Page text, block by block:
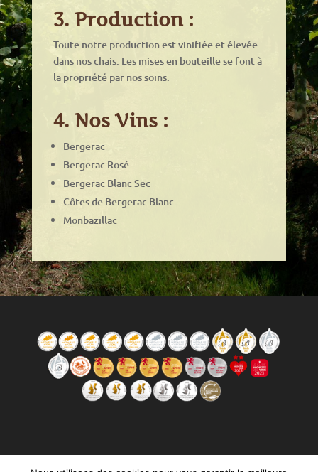
3. Production :
Toute notre production est vinifiée et élevée
dans nos chais. Les mises en bouteille se font à
la propriété par nos soins.
4. Nos Vins:
Bergerac
Bergerac Rosé
Bergerac Blanc Sec
Côtes de Bergerac Blanc
Monbazillac